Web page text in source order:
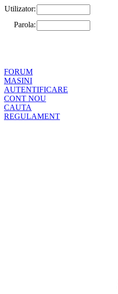
Utilizator:
Parola:
FORUM
MASINI
AUTENTIFICARE
CONT NOU
CAUTA
REGULAMENT